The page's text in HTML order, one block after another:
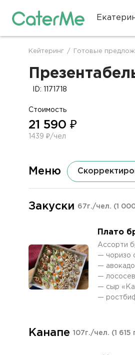
Строка
навигации
Кейтеринг / Готовые
ID: 1171718
Стоимость
21 590 ₽
1439 ₽/чел
Меню
Закуски 67г./чел. (1
Плато
Ассорти
— чоризо
—
—
— сыр
—
Канапе 107г./чел. (1 615